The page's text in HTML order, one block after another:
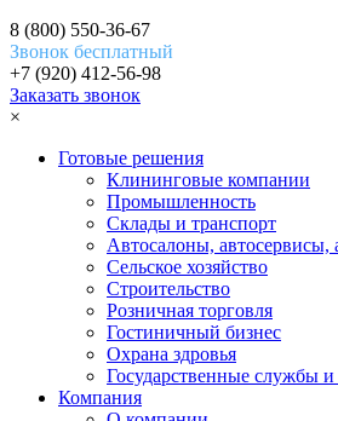
8 (800) 550-36-67
Звонок бесплатный
+7 (920) 412-56-98
Заказать звонок
×
Готовые решения
Клининговые компании
Промышленность
Склады и транспорт
Автосалоны, автосервисы,
Сельское хозяйство
Строительство
Розничная торговля
Гостиничный бизнес
Охрана здровья
Государственные службы
Компания